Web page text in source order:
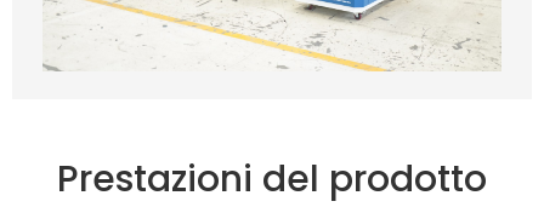
Prestazioni del prodotto